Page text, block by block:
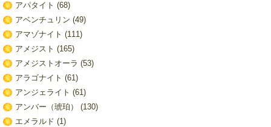
アパタイト (68)
アベンチュリン (49)
アマゾナイト (111)
アメジスト (165)
アメジストオーラ (53)
アラゴナイト (61)
アンジェライト (61)
アンバー（琥珀）
(130)
エメラルド (1)